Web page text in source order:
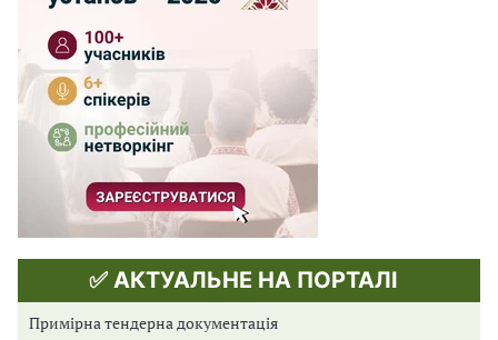
✅ АКТУАЛЬНЕ НА ПОРТАЛІ
Примірна тендерна документація